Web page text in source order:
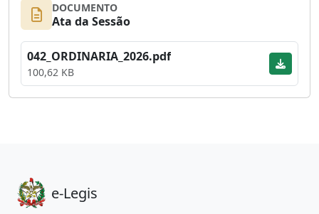
DOCUMENTO
Ata da Sessão
042_ORDINARIA_2026.pdf
100,62 KB
e-Legis